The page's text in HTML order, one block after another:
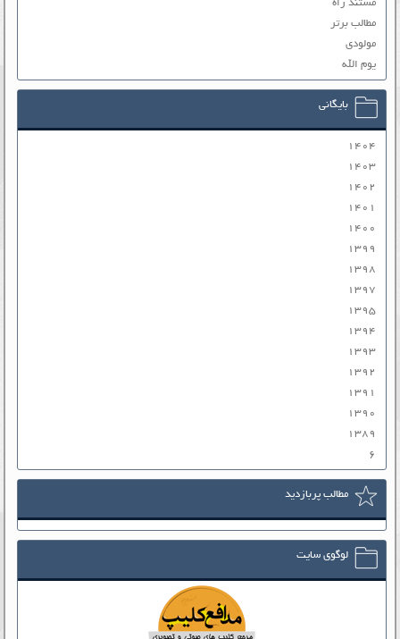
مستند راه
مطالب برتر
مولودی
یوم الله
بایگانی
۱۴۰۴
۱۴۰۳
۱۴۰۲
۱۴۰۱
۱۴۰۰
۱۳۹۹
۱۳۹۸
۱۳۹۷
۱۳۹۵
۱۳۹۴
۱۳۹۳
۱۳۹۲
۱۳۹۱
۱۳۹۰
۱۳۸۹
۶
مطالب پربازدید
لوگوی سایت